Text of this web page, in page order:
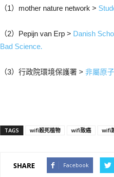
（1）mother nature network >
（2）Pepijn van Erp > Danish
Bad Science.
（3）行政院環境保護署 > 非屬原
TAGS wifi殺死植物 wifi致癌 wifi
SHARE Facebook